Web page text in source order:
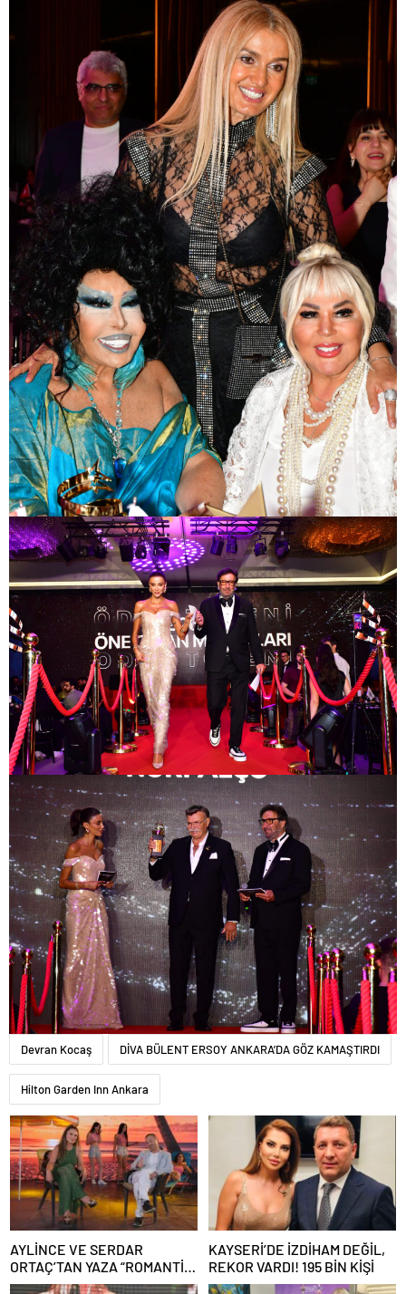
Devran Kocaş DİVA BÜLENT ERSOY ANKARA’DA GÖZ KAMAŞTIRDI
Hilton Garden Inn Ankara
AYLİNCE VE SERDAR
ORTAÇ’TAN YAZA “ROMANTİK
AŞK” BOMBASI!
KAYSERİ’DE İZDİHAM DEĞİL,
REKOR VARDI! 195 BİN KİŞİ